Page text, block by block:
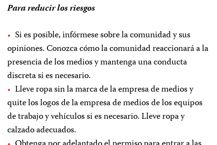
Para reducir los riesgos
Si es posible, infórmese sobre la comunidad y sus
opiniones. Conozca cómo la comunidad reaccionará a la
presencia de los medios y mantenga una conducta
discreta si es necesario.
Lleve ropa sin la marca de la empresa de medios y
quite los logos de la empresa de medios de los equipos
de trabajo y vehículos si es necesario. Lleve ropa y
calzado adecuados.